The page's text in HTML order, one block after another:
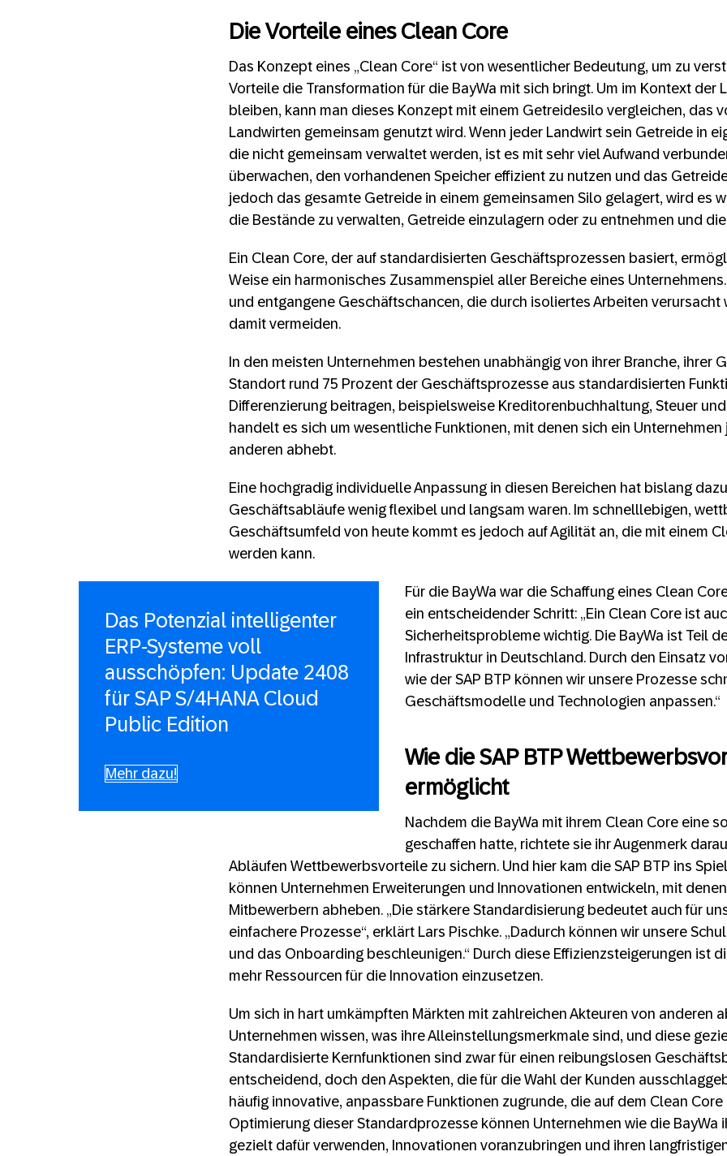
Die Vorteile eines Clean Core
Das Konzept eines „Clean Core“ ist von wesentlicher Bedeutung, um zu
Vorteile die Transformation für die BayWa mit sich bringt. Um im Kontext der
bleiben, kann man dieses Konzept mit einem Getreidesilo vergleichen, das
Landwirten gemeinsam genutzt wird. Wenn jeder Landwirt sein Getreide in
die nicht gemeinsam verwaltet werden, ist es mit sehr viel Aufwand
überwachen, den vorhandenen Speicher effizient zu nutzen und das
jedoch das gesamte Getreide in einem gemeinsamen Silo gelagert, wird es
die Bestände zu verwalten, Getreide einzulagern oder zu entnehmen und
Ein Clean Core, der auf standardisierten Geschäftsprozessen basiert,
Weise ein harmonisches Zusammenspiel aller Bereiche eines
und entgangene Geschäftschancen, die durch isoliertes Arbeiten verursacht
damit vermeiden.
In den meisten Unternehmen bestehen unabhängig von ihrer Branche, ihrer
Standort rund 75 Prozent der Geschäftsprozesse aus standardisierten
Differenzierung beitragen, beispielsweise Kreditorenbuchhaltung, Steuer
handelt es sich um wesentliche Funktionen, mit denen sich ein
anderen abhebt.
Eine hochgradig individuelle Anpassung in diesen Bereichen hat bislang
Geschäftsabläufe wenig flexibel und langsam waren. Im schnelllebigen,
Geschäftsumfeld von heute kommt es jedoch auf Agilität an, die mit einem
werden kann.
Das Potenzial intelligenter
ERP-Systeme voll
ausschöpfen: Update 2408
für SAP S/4HANA Cloud
Public Edition
Mehr dazu!
Für die BayWa war die Schaffung eines Clean
ein entscheidender Schritt: „Ein Clean Core ist
Sicherheitsprobleme wichtig. Die BayWa ist Teil
Infrastruktur in Deutschland. Durch den Einsatz
wie der SAP BTP können wir unsere Prozesse
Geschäftsmodelle und Technologien anpassen.“
Wie die SAP BTP
ermöglicht
Nachdem die BayWa mit ihrem Clean Core eine
geschaffen hatte, richtete sie ihr Augenmerk
Abläufen Wettbewerbsvorteile zu sichern. Und hier kam die SAP BTP ins
können Unternehmen Erweiterungen und Innovationen entwickeln, mit
Mitbewerbern abheben. „Die stärkere Standardisierung bedeutet auch für
einfachere Prozesse“, erklärt Lars Pischke. „Dadurch können wir unsere
und das Onboarding beschleunigen.“ Durch diese Effizienzsteigerungen ist
mehr Ressourcen für die Innovation einzusetzen.
Um sich in hart umkämpften Märkten mit zahlreichen Akteuren von anderen
Unternehmen wissen, was ihre Alleinstellungsmerkmale sind, und diese
Standardisierte Kernfunktionen sind zwar für einen reibungslosen
entscheidend, doch den Aspekten, die für die Wahl der Kunden
häufig innovative, anpassbare Funktionen zugrunde, die auf dem Clean Core
Optimierung dieser Standardprozesse können Unternehmen wie die BayWa
gezielt dafür verwenden, Innovationen voranzubringen und ihren